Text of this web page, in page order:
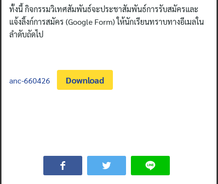
ทั้งนี้ กิจกรรมวิเทศสัมพันธ์จะประชาสัมพันธ์การรับสมัครและ
แจ้งลิ้งก์การสมัคร (Google Form) ให้นักเรียนทราบทางอีเมลใน
ลำดับถัดไป
anc-660426 Download